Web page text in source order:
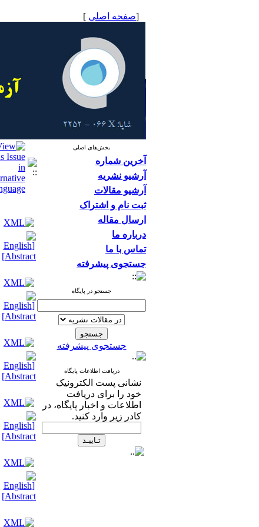
[صفحه اصلی ]
بخش‌های اصلی
آخرین شماره
آرشیو نشریه
آرشیو مقالات
ثبت نام و اشتراک
ارسال مقاله
درباره ما
تماس با ما
جستجوی پیشرفته
جستجو در پایگاه
جستجوی پیشرفته
دریافت اطلاعات پایگاه
نشانی پست الکترونیک
خود را برای دریافت
اطلاعات و اخبار پایگاه، در
کادر زیر وارد کنید.